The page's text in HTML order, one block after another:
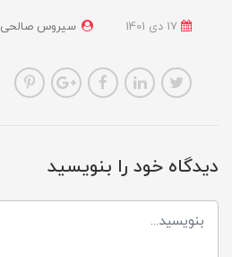
سیروس صالحی
دیدگاه خود را بنویسید